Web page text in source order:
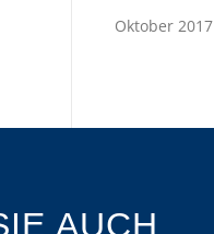
Oktober 2017
AUCH